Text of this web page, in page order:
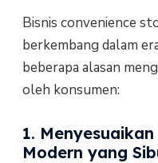
Bisnis convenience
berkembang dalam
beberapa alasan
oleh konsumen:
1.
Modern yang